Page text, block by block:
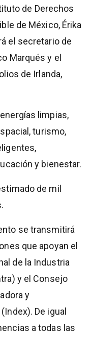
de Derechos
de México, Érika
el secretario de
Marqués y el
de Irlanda,
limpias,
turismo,
y bienestar.
de mil
se transmitirá
que apoyan el
de la Industria
y el Consejo
y
De igual
a todas las